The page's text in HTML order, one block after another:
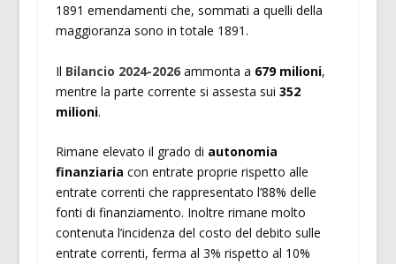
1891 emendamenti che, sommati a quelli della
maggioranza sono in totale 1891.
Il Bilancio 2024-2026ammonta a 679 milioni,
mentre la parte corrente si assesta sui 352
milioni.
Rimane elevato il grado di autonomia
finanziaria con entrate proprie rispetto alle
entrate correnti che rappresentato l’88% delle
fonti di finanziamento. Inoltre rimane molto
contenuta l’incidenza del costo del debito sulle
entrate correnti, ferma al 3% rispetto al 10%